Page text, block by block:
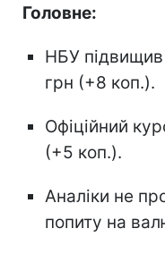
Головне:
НБУ
грн (+8 коп.).
Офіційний
(+5 коп.).
Аналіки не
попиту на